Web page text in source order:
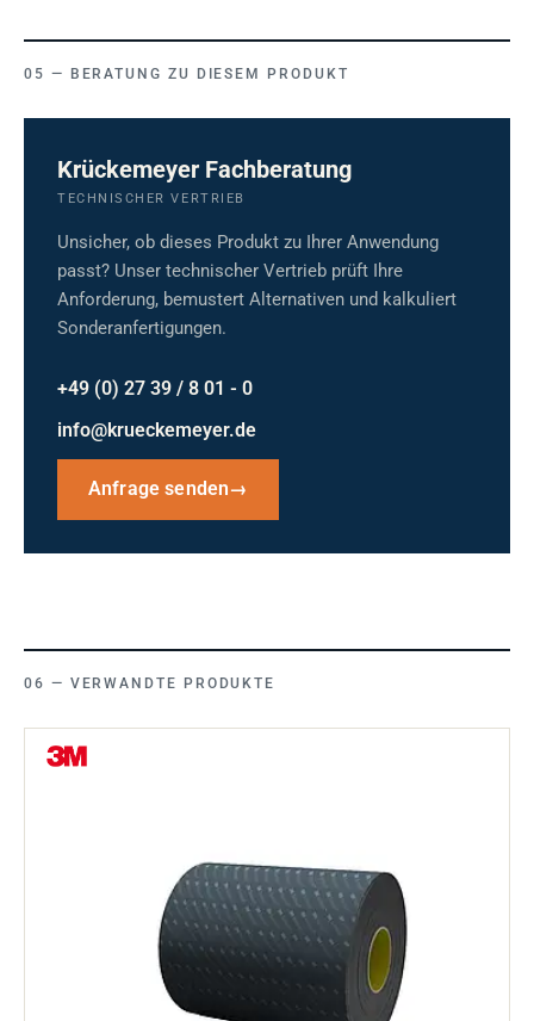
BERATUNG ZU DIESEM PRODUKT
Krückemeyer Fachberatung
TECHNISCHER VERTRIEB
Unsicher, ob dieses Produkt zu Ihrer Anwendung
passt? Unser technischer Vertrieb prüft Ihre
Anforderung, bemustert Alternativen und kalkuliert
Sonderanfertigungen.
+49 (0) 27 39 / 8 01 - 0
info@krueckemeyer.de
Anfrage senden→
VERWANDTE PRODUKTE